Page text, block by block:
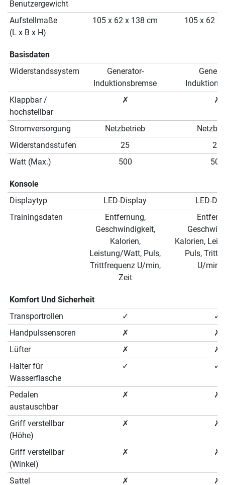
Benutzergewicht
Aufstellmaße
(L x B x H)
105 x 62 x 138 cm 105 x 62 x
Basisdaten
Widerstandssystem
Generator-
Induktionsbremse
Klappbar /
hochstellbar
✗ ✗
Stromversorgung Netzbetrieb
Widerstandsstufen
25
25
Watt (Max.)
500 500
Konsole
Displaytyp
LED-Display
LED-
Trainingsdaten
Entfernung,
Geschwindigkeit,
Kalorien,
Leistung/Watt, Puls,
Trittfrequenz U/min,
Zeit
Kalorien,
Puls,
U/min,
Komfort Und Sicherheit
Transportrollen
✓
✓
Handpulssensoren
✗
✗
Lüfter
✗
✗
Halter für
Wasserflasche
✓ ✓
Pedalen
austauschbar
✗ ✗
Griff verstellbar
(Höhe)
✗ ✗
Griff verstellbar
(Winkel)
✗ ✗
Sattel ✗ ✗